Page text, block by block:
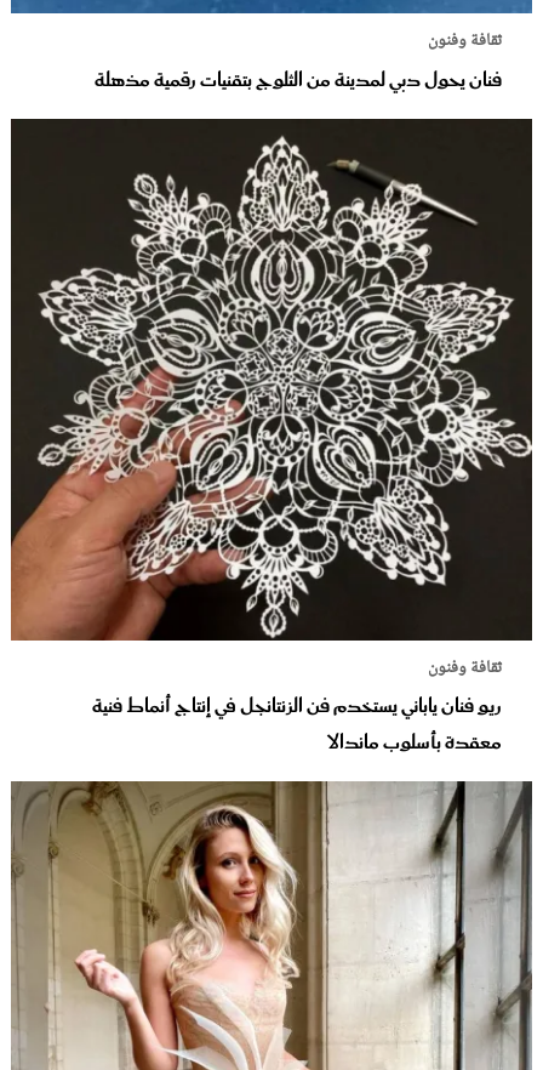
ثقافة وفنون
فنان يحول دبي لمدينة من الثلوج بتقنيات رقمية مذهلة
ثقافة وفنون
ريو فنان ياباني يستخدم فن الزنتانجل في إنتاج أنماط فنية
معقدة بأسلوب ماندالا